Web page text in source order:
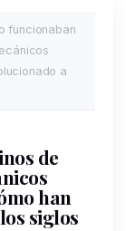
funcionaban
a
de
han
siglos